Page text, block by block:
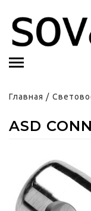
Главная /
ASD